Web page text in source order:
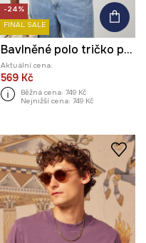
-24%
FINAL SALE
Bavlněné polo tričko pánské s elastanem a vzorem
Aktuální cena:
569 Kč
Běžná cena: 749 Kč
Nejnižší cena: 749 Kč